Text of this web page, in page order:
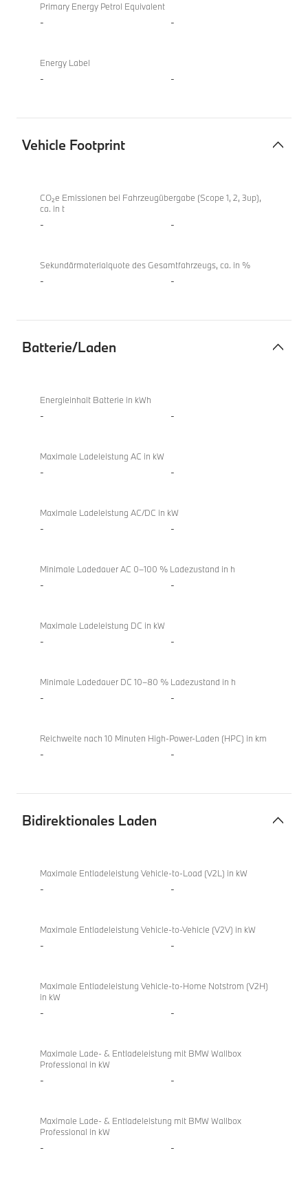
Primary Energy Petrol Equivalent
- -
Energy Label
- -
Vehicle Footprint
Footprint
CO₂e Emissionen bei Fahrzeugübergabe (Scope 1, 2, 3up),
ca. in t
- -
Sekundärmaterialquote des Gesamtfahrzeugs, ca. in %
- -
Batterie/Laden
Energieinhalt Batterie in kWh
- -
Maximale Ladeleistung AC in kW
- -
Maximale Ladeleistung AC/DC in kW
- -
Minimale Ladedauer AC 0–100 % Ladezustand in h
- -
Maximale Ladeleistung DC in kW
- -
Minimale Ladedauer DC 10–80 % Ladezustand in h
- -
Reichweite nach 10 Minuten High-Power-Laden (HPC) in km
- -
Bidirektionales Laden
LadenMaximale Entladeleistung Vehicle-to-Load (V2L) in kW
- -
Maximale Entladeleistung Vehicle-to-Vehicle (V2V) in kW
- -
Maximale Entladeleistung Vehicle-to-Home Notstrom (V2H)
in kW
- -
Maximale Lade- & Entladeleistung mit BMW Wallbox
Professional in kW
- -
Maximale Lade- & Entladeleistung mit BMW Wallbox
Professional in kW
- -